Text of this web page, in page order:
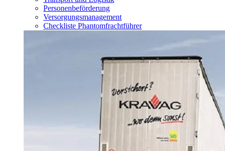
Personenbeförderung
Versorgungsmanagement
Checkliste Phantomfrachtführer